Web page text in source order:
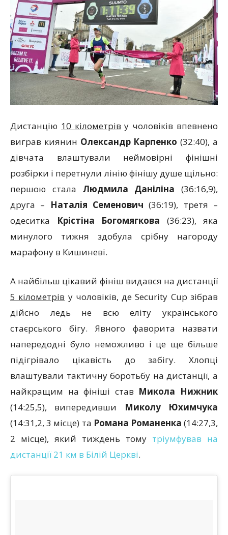
Дистанцію 10 кілометрів у чоловіків впевнено
виграв киянин Олександр Карпенко (32:40), а
дівчата влаштували неймовірні фінішні
розбірки і перетнули лінію фінішу душе щільно:
першою стала Людмила Даніліна (36:16,9),
друга –
Наталія Семенович (36:19), третя –
одеситка
Крістіна Богомягкова (36:23), яка
минулого тижня здобула срібну нагороду
марафону в Кишиневі.
А найбільш цікавий фініш видався на дистанції
5 кілометрів у чоловіків, де Security Cup зібрав
дійсно ледь не всю еліту українського
стаєрського бігу. Явного фаворита назвати
напередодні було неможливо і це ще більше
підігрівало цікавість до забігу. Хлопці
влаштували тактичну боротьбу на дистанції, а
найкращим на фініші став Микола Нижник
(14:25,5), випередивши
Миколу Юхимчука
(14:31,2, 3 місце) та Романа Романенка (14:27,3,
2 місце), який тиждень тому тріумфував на
дистанції 21 км в Білій Церкві.